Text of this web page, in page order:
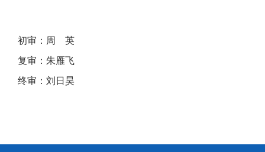
初审：周 英
复审：朱雁飞
终审：刘日昊